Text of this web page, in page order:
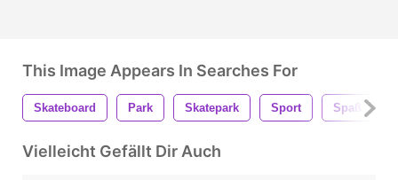
This Image Appears In Searches For
Skateboard Park Skatepark Sport Spaß
Vielleicht Gefällt Dir Auch